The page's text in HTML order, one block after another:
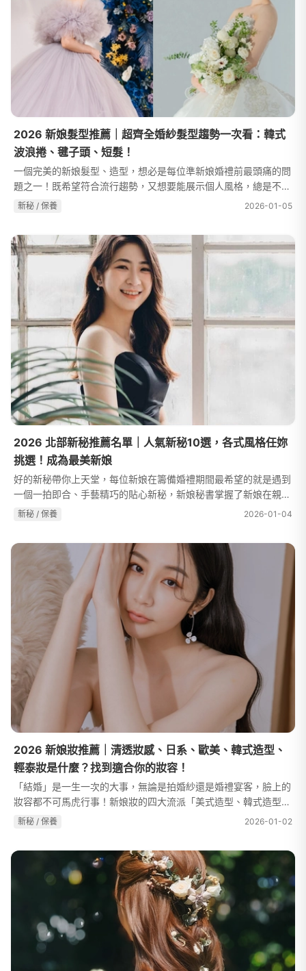
2026 新娘髮型推薦｜超齊全婚紗髮型趨勢一次看：韓式
波浪捲、毽子頭、短髮！
一個完美的新娘髮型、造型，想必是每位準新娘婚禮前最頭痛的問
題之一！既希望符合流行趨勢，又想要能展示個人風格，總是不確
定心儀的髮型到底適不適合自己～別擔心！本篇文章我們將為你精
新秘 / 保養 2026-01-05
2026 北部新秘推薦名單｜人氣新秘10選，各式風格任妳
挑選！成為最美新娘
好的新秘帶你上天堂，每位新娘在籌備婚禮期間最希望的就是遇到
一個一拍即合、手藝精巧的貼心新秘，新娘秘書掌握了新娘在親友
手機裡每個角度的照片細節，不同的造型團隊擅長的風格各有千
新秘 / 保養 2026-01-04
2026 新娘妝推薦｜清透妝感、日系、歐美、韓式造型、
輕泰妝是什麼？找到適合你的妝容！
「結婚」是一生一次的大事，無論是拍婚紗還是婚禮宴客，臉上的
妝容都不可馬虎行事！新娘妝的四大流派「美式造型、韓式造型、
減法妝容、輕泰妝」，從經典不敗的美式、韓式妝容，到近幾年討
新秘 / 保養 2026-01-02